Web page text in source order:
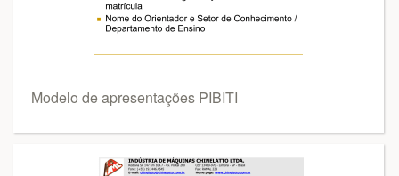
Modelo de apresentações PIBITI